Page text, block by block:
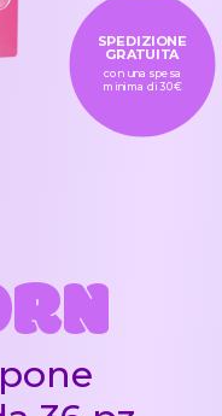
SPEDIZIONE
GRATUITA
con una spesa
minima di 30€